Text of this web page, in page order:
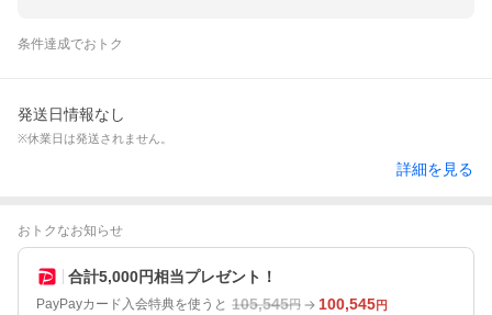
条件達成でおトク
発送日情報なし
※休業日は発送されません。
詳細を見る
おトクなお知らせ
合計5,000円相当プレゼント！
PayPayカード入会特典を使うと 105,545円 100,545円